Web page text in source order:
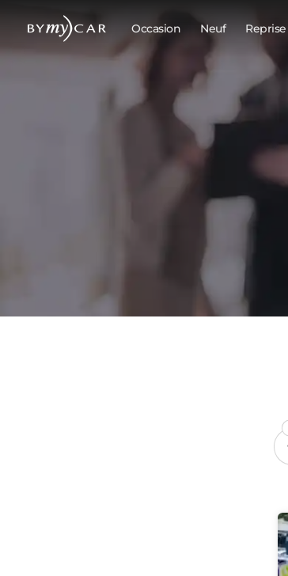
Occasion Neuf Reprise